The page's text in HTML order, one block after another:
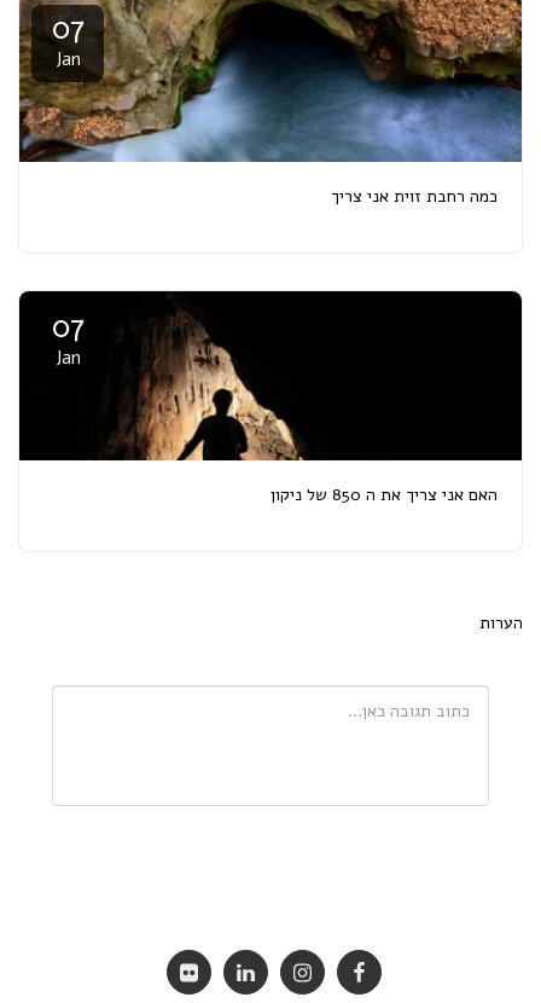
07
Jan
כמה רחבת זוית אני צריך
07
Jan
האם אני צריך את ה 850 של ניקון
הערות